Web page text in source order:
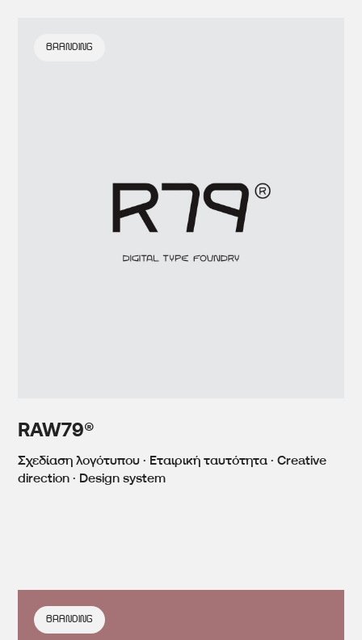
RAW79®
Σχεδίαση λογότυπου · Εταιρική ταυτότητα · Creative
direction · Design system
BRANDING
BRANDING